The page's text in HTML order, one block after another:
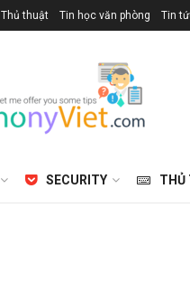
Thủ thuật Tin học văn phòng Tin
SECURITY THỦ